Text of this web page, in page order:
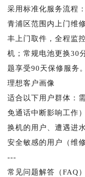
采用标准化服务流程
青浦区范围内上门维
丰上门取件，全程监
机；常规电池更换30
题享受90天保修服务。
理想客户画像
适合以下用户群体：
免通话中断影响工作
换机的用户、遭遇进
安全敏感的用户（维
---
常见问题解答（FAQ）